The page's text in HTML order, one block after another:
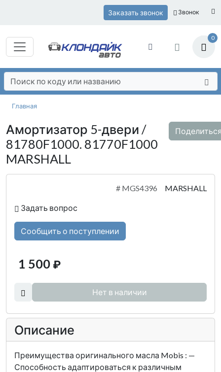
Заказать звонок Звонок
0
Главная
Амортизатор 5-двери /
81780F1000. 81770F1000
MARSHALL
# MGS4396 MARSHALL
Задать вопрос
Сообщить о поступлении
1 500 ₽
Нет в наличии
Описание
Преимущества оригинального масла Mobis : —
Способность адаптироваться к различным